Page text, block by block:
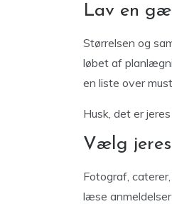
Lav en
Størrelsen og
løbet af
en liste over
Husk, det er
Vælg
Fotograf,
læse